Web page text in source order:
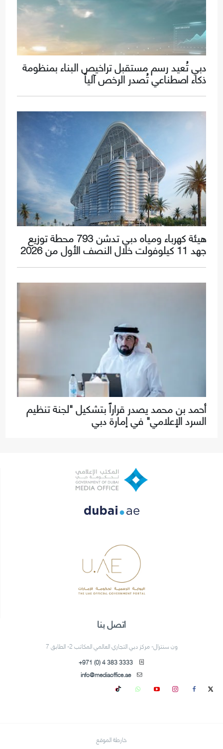
دبي تُعيد رسم مستقبل تراخيص البناء بمنظومة
ذكاء اصطناعي تُصدر الرخص آلياً
هيئة كهرباء ومياه دبي تدشن 793 محطة توزيع
جهد 11 كيلوفولت خلال النصف الأول من 2026
أحمد بن محمد يصدر قراراً بتشكيل "لجنة تنظيم
السرد الإعلامي" في إمارة دبي
اتصل بنا
ون سنترال- مركز دبي التجاري العالمي المكاتب 2- الطابق 7
+971 (0) 4 383 3333
info@mediaoffice.ae
خارطة الموقع